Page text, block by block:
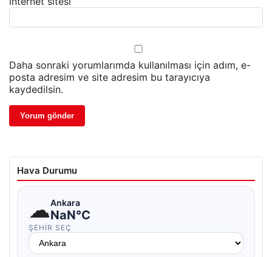
Daha sonraki yorumlarımda kullanılması için adım, e-
posta adresim ve site adresim bu tarayıcıya
kaydedilsin.
Hava Durumu
☁Ankara
NaN°C
ŞEHIR SEÇ